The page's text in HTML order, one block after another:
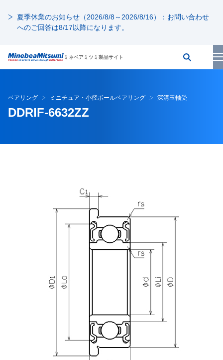
夏季休業のお知らせ（2026/8/8～2026/8/16）：お問い合わせ
へのご回答は8/17以降になります。
ミネベアミツミ製品サイト
ベアリング ミニチュア・小径ボールベアリング 深溝玉軸受
DDRIF-6632ZZ